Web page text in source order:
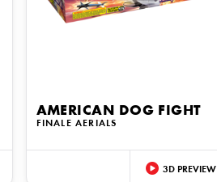
AMERICAN DOG FIGHT
FINALE AERIALS
3D PREVIEW